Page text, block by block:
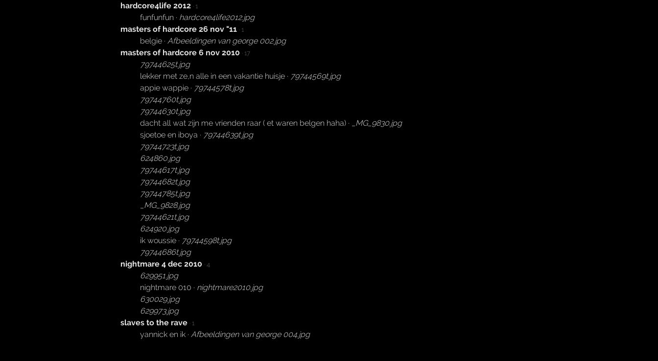
hardcore4life 2012 · 1
funfunfun · hardcore4life2012.jpg
masters of hardcore 26 nov "11 · 1
belgie · Afbeeldingen van george 002.jpg
masters of hardcore 6 nov 2010 · 17
79744625t.jpg
lekker met ze,n alle in een vakantie huisje · 79744569t.jpg
appie wappie · 79744578t.jpg
79744760t.jpg
79744630t.jpg
dacht all wat zijn me vrienden raar ( et waren belgen haha) ·
_MG_9830.jpg
sjoetoe en iboya · 79744639t.jpg
79744723t.jpg
624860.jpg
79744617t.jpg
79744682t.jpg
79744785t.jpg
_MG_9828.jpg
79744621t.jpg
624920.jpg
ik woussie · 79744598t.jpg
79744686t.jpg
nightmare 4 dec 2010 · 4
629951.jpg
nightmare 010 · nightmare2010.jpg
630029.jpg
629973.jpg
slaves to the rave · 1
yannick en ik · Afbeeldingen van george 004.jpg